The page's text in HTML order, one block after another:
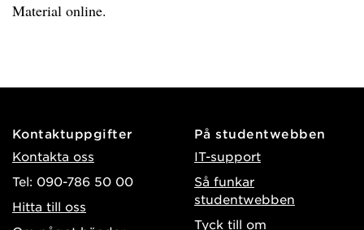
Material online.
Kontaktuppgifter
Kontakta oss
Tel: 090-786 50 00
Hitta till oss
På studentwebben
IT-support
Så funkar
studentwebben
Tyck till om